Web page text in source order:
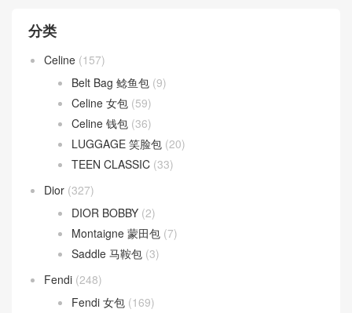
分类
Celine (157)
Belt Bag 鲶鱼包 (9)
Celine 女包 (59)
Celine 钱包 (36)
LUGGAGE 笑脸包 (20)
TEEN CLASSIC (33)
Dior (327)
DIOR BOBBY (2)
Montaigne 蒙田包 (7)
Saddle 马鞍包 (3)
Fendi (248)
Fendi 女包 (169)